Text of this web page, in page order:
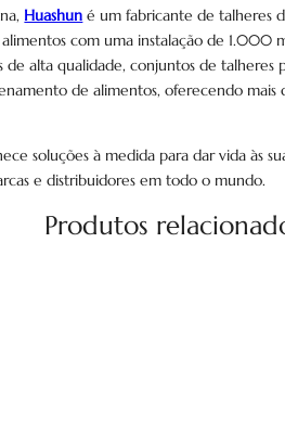
Huashun é um fabricante de talheres
com uma instalação de 1.000
alta qualidade, conjuntos de talheres
de alimentos, oferecendo
soluções à medida para dar vida às
e distribuidores em todo o mundo.
Produtos